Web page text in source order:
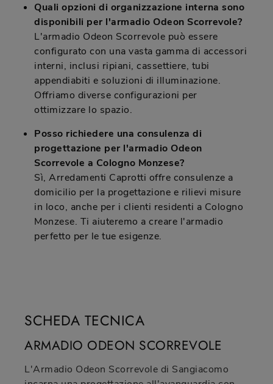
Quali opzioni di organizzazione interna sono
disponibili per l'armadio Odeon Scorrevole?
L'armadio Odeon Scorrevole può essere
configurato con una vasta gamma di accessori
interni, inclusi ripiani, cassettiere, tubi
appendiabiti e soluzioni di illuminazione.
Offriamo diverse configurazioni per
ottimizzare lo spazio.
Posso richiedere una consulenza di
progettazione per l'armadio Odeon
Scorrevole a Cologno Monzese?
Sì, Arredamenti Caprotti offre consulenze a
domicilio per la progettazione e rilievi misure
in loco, anche per i clienti residenti a Cologno
Monzese. Ti aiuteremo a creare l'armadio
perfetto per le tue esigenze.
SCHEDA TECNICA
ARMADIO ODEON SCORREVOLE
L'Armadio Odeon Scorrevole di Sangiacomo